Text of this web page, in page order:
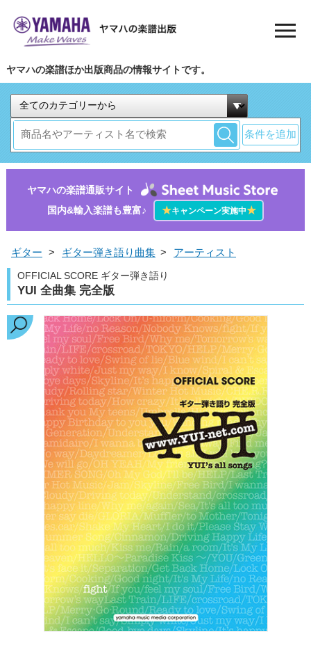
ヤマハの楽譜ほか出版商品の情報サイトです。
条件を追加
ヤマハの楽譜通販サイト
国内&輸入楽譜も豊富♪
★キャンペーン実施中★
ギター > ギター弾き語り曲集 > アーティスト
OFFICIAL SCORE ギター弾き語り
YUI 全曲集 完全版